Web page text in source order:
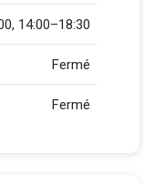
14:00–18:30
Fermé
Fermé